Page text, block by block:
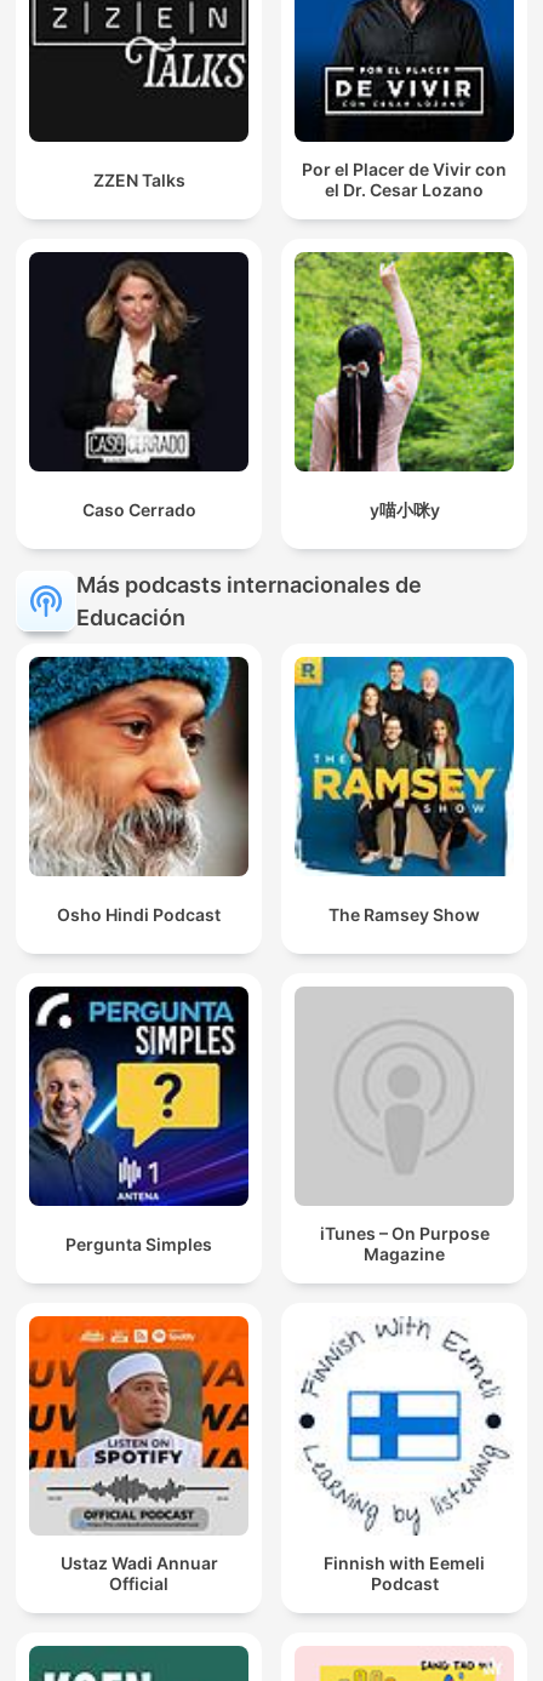
ZZEN Talks
Por el Placer de Vivir con
el Dr. Cesar Lozano
Caso Cerrado y喵小咪y
Más podcasts internacionales de
Educación
Osho Hindi Podcast The Ramsey Show
Pergunta Simples
iTunes – On Purpose
Magazine
Ustaz Wadi Annuar
Official
Finnish with Eemeli
Podcast